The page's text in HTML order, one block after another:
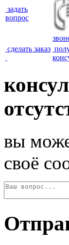
задать
вопрос
сделать заказ
вы
своё